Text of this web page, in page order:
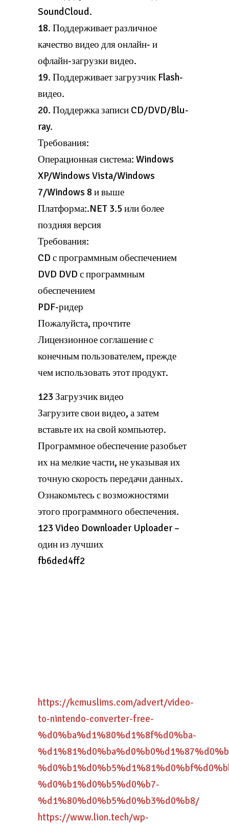
SoundCloud.
18. Поддерживает различное
качество видео для онлайн- и
офлайн-загрузки видео.
19. Поддерживает загрузчик Flash-
видео.
20. Поддержка записи CD/DVD/Blu-
ray.
Требования:
Операционная система: Windows
XP/Windows Vista/Windows
7/Windows 8 и выше
Платформа:.NET 3.5 или более
поздняя версия
Требования:
CD с программным обеспечением
DVD DVD с программным
обеспечением
PDF-ридер
Пожалуйста, прочтите
Лицензионное соглашение с
конечным пользователем, прежде
чем использовать этот продукт.
123 Загрузчик видео
Загрузите свои видео, а затем
вставьте их на свой компьютер.
Программное обеспечение разобьет
их на мелкие части, не указывая их
точную скорость передачи данных.
Ознакомьтесь с возможностями
этого программного обеспечения.
123 Video Downloader Uploader –
один из лучших
fb6ded4ff2
https://kcmuslims.com/advert/video-
to-nintendo-converter-free-
%d0%ba%d1%80%d1%8f%d0%ba-
%d0%b1%d0%b5%d0%b7-
%d1%80%d0%b5%d0%b3%d0%b8/
https://www.lion.tech/wp-